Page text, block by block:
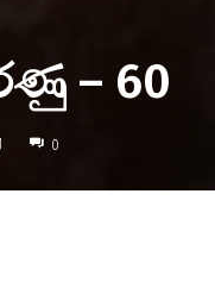
– 60
0